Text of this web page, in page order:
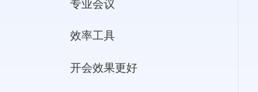
专业会议
效率工具
开会效果更好